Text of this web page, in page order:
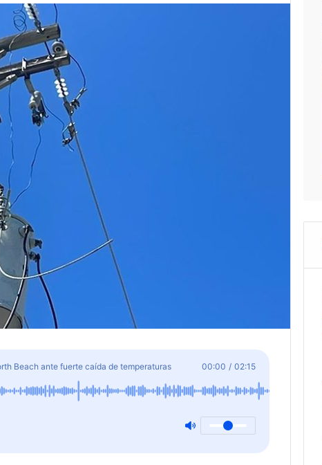
Beach ante fuerte caída de temperaturas 00:00 / 02:15